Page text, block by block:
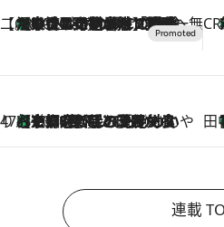
【CREA×星野リゾート】唯一無二。癒しと発見が待つ場所へ
2026.8.7
【トンボの足水浴】ヒノキの香りに包まれて涼感マックス！約13℃の湧水かけ流しを避暑地「星野温泉 トンボの湯」で体験
47都道府県の手みやげ ひんやりスイーツで夏を満喫
2026.8.7
【京都府】この夏絶対食べたい 冷やしておいしいおやつ3選 ひと口目から心を掴む新緑のテリーヌ 田「
連載